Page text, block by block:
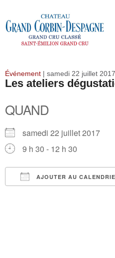
Événement | samedi 22 juillet 2017
Les ateliers
QUAND
samedi 22 juillet 2017
9 h 30 - 12 h 30
AJOUTER AU